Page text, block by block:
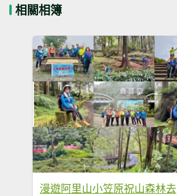
相關相簿
漫遊阿里山小笠原祝山森林去